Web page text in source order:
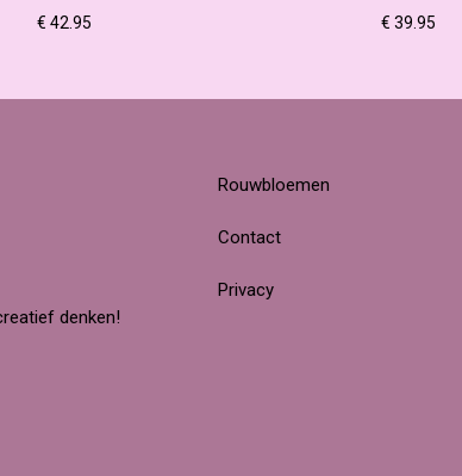
€ 42.95 € 39.95
denken!
Rouwbloemen
Contact
Privacy